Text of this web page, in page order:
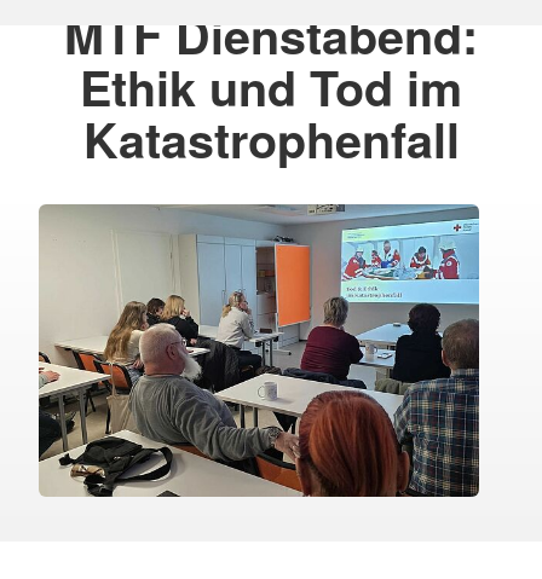
MTF Dienstabend:
Ethik und Tod im
Katastrophenfall